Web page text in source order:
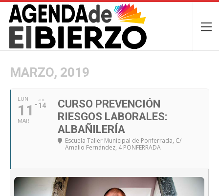
MARZO, 2019
LUN
11
MAR
JUE
14
CURSO PREVENCIÓN
RIESGOS LABORALES:
ALBAÑILERÍA
Escuela Taller Municipal de Ponferrada, C/
Amalio Fernández, 4 PONFERRADA